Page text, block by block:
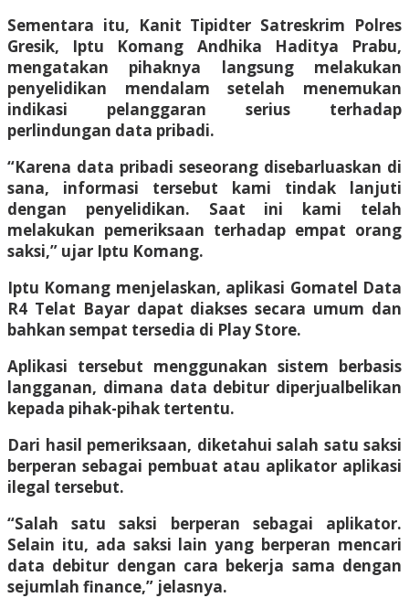
Sementara itu, Kanit Tipidter Satreskrim Polres
Gresik, Iptu Komang Andhika Haditya Prabu,
mengatakan pihaknya langsung melakukan
penyelidikan mendalam setelah menemukan
indikasi pelanggaran serius terhadap
perlindungan data pribadi.
“Karena data pribadi seseorang disebarluaskan di
sana, informasi tersebut kami tindak lanjuti
dengan penyelidikan. Saat ini kami telah
melakukan pemeriksaan terhadap empat orang
saksi,” ujar Iptu Komang.
Iptu Komang menjelaskan, aplikasi Gomatel Data
R4 Telat Bayar dapat diakses secara umum dan
bahkan sempat tersedia di Play Store.
Aplikasi tersebut menggunakan sistem berbasis
langganan, dimana data debitur diperjualbelikan
kepada pihak-pihak tertentu.
Dari hasil pemeriksaan, diketahui salah satu saksi
berperan sebagai pembuat atau aplikator aplikasi
ilegal tersebut.
“Salah satu saksi berperan sebagai aplikator.
Selain itu, ada saksi lain yang berperan mencari
data debitur dengan cara bekerja sama dengan
sejumlah finance,” jelasnya.